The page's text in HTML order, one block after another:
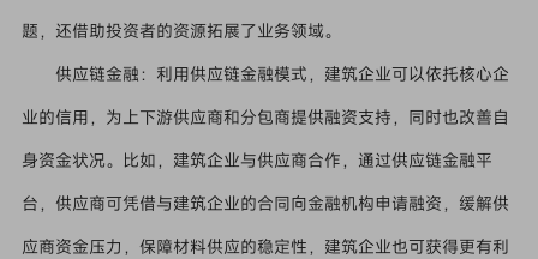
题，还借助投资者的资源拓展了业务领域。
供应链金融：利用供应链金融模式，建筑企业可以依托核心企
业的信用，为上下游供应商和分包商提供融资支持，同时也改善自
身资金状况。比如，建筑企业与供应商合作，通过供应链金融平
台，供应商可凭借与建筑企业的合同向金融机构申请融资，缓解供
应商资金压力，保障材料供应的稳定性，建筑企业也可获得更有利